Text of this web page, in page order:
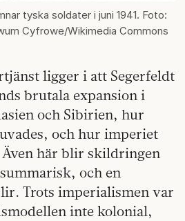
tyska soldater i juni 1941. Foto:
Cyfrowe/Wikimedia Commons
ligger i att Segerfeldt
brutala expansion i
och Sibirien, hur
och hur imperiet
här blir skildringen
och en
Trots imperialismen var
inte kolonial,